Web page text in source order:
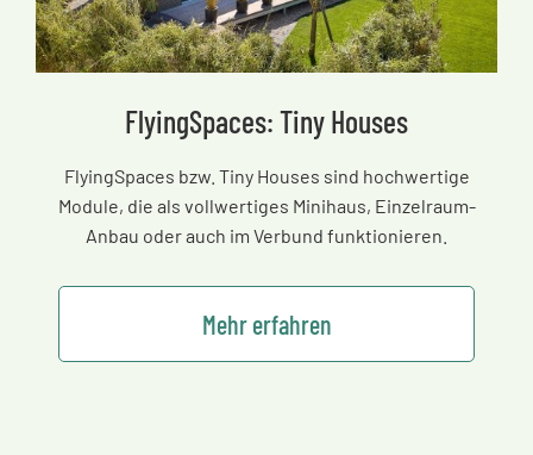
FlyingSpaces: Tiny Houses
FlyingSpaces bzw. Tiny Houses sind hochwertige
Module, die als vollwertiges Minihaus, Einzelraum-
Anbau oder auch im Verbund funktionieren.
Mehr erfahren